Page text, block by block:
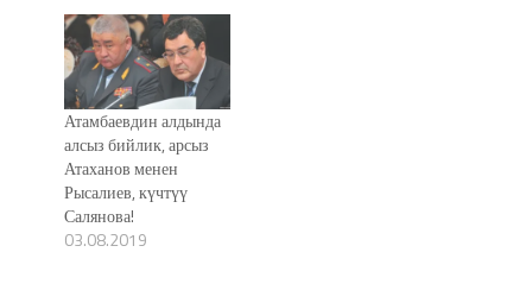
Атамбаевдин алдында
алсыз бийлик, арсыз
Атаханов менен
Рысалиев, күчтүү
Салянова!
03.08.2019